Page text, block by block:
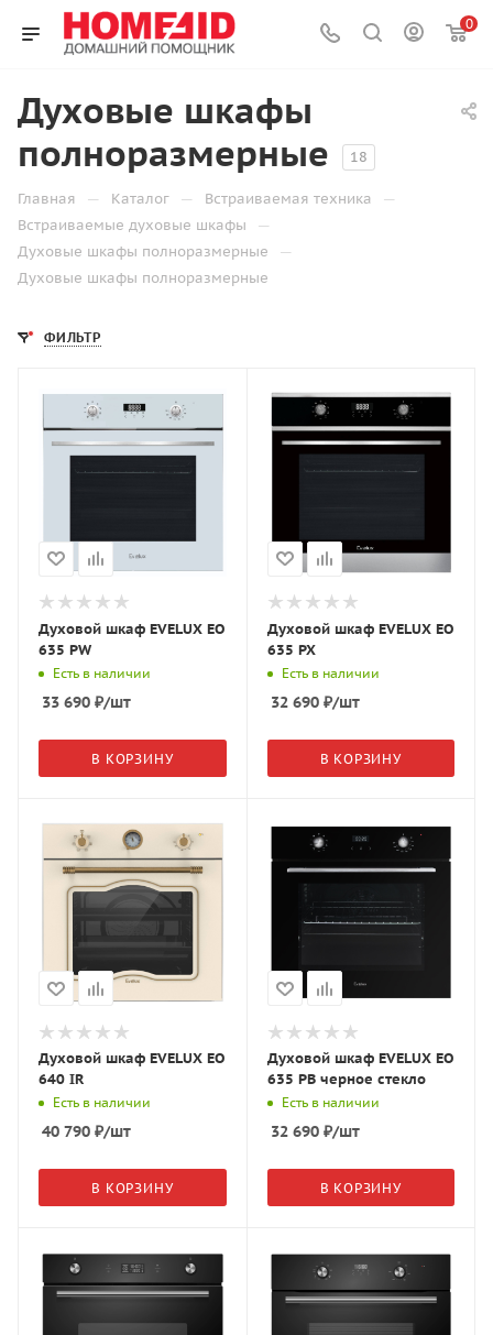
0
Духовые шкафы
полноразмерные
18
Главная — Каталог — Встраиваемая техника —
Встраиваемые духовые шкафы —
Духовые шкафы полноразмерные —
Духовые шкафы полноразмерные
ФИЛЬТР
Духовой шкаф EVELUX EO
635 PW
Есть в наличии
33 690 ₽/шт
В КОРЗИНУ
Духовой шкаф EVELUX EO
635 PX
Есть в наличии
32 690₽/шт
В КОРЗИНУ
Духовой шкаф EVELUX EO
640 IR
Есть в наличии
40 790 ₽/шт
В КОРЗИНУ
Духовой шкаф EVELUX EO
635 PB черное стекло
Есть в наличии
32 690₽/шт
В КОРЗИНУ